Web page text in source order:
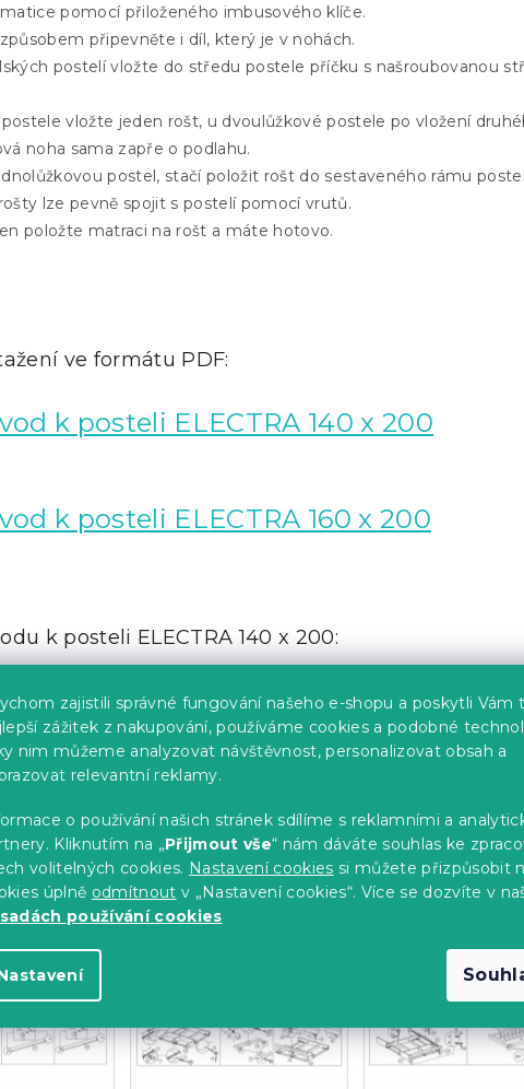
zajistili správné fungování našeho e-shopu a poskytli Vám
zážitek z nakupování, používáme cookies a podobné
nim můžeme analyzovat návštěvnost, personalizovat obsah a
relevantní reklamy.
o používání našich stránek sdílíme s reklamními a
Kliknutím na „Přijmout vše“ nám dáváte souhlas ke
volitelných cookies. Nastavení cookies si můžete přizpůsobit
úplně odmítnout v „Nastavení cookies“. Více se dozvíte v
používání cookies
pomocí přiloženého imbusového klíče.
připevněte i díl, který je v nohách.
postelí vložte do středu postele příčku s našroubovanou
vložte jeden rošt, u dvoulůžkové postele po vložení
noha sama zapře o podlahu.
postel, stačí položit rošt do sestaveného rámu
lze pevně spojit s postelí pomocí vrutů.
položte matraci na rošt a máte hotovo.
ve formátu PDF:
k posteli ELECTRA 140 x 200
k posteli ELECTRA 160 x 200
k posteli ELECTRA 140 x 200: